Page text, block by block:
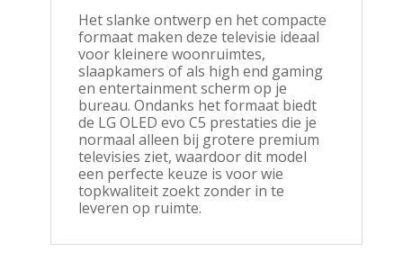
Het slanke ontwerp en het compacte
formaat maken deze televisie ideaal
voor kleinere woonruimtes,
slaapkamers of als high end gaming
en entertainment scherm op je
bureau. Ondanks het formaat biedt
de LG OLED evo C5 prestaties die je
normaal alleen bij grotere premium
televisies ziet, waardoor dit model
een perfecte keuze is voor wie
topkwaliteit zoekt zonder in te
leveren op ruimte.